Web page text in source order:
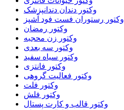
وکتور دندان دندانپزشک
وکتور رستوران فست فود آشپز
وکتور رمضان
وکتور زن محجبه
وکتور سه بعدی
وکتور سیاه سفید
وکتور فانتزی
وکتور فعالیت گروهی
وکتور فلت
وکتور فلش
وکتور قالب و کارت پستال